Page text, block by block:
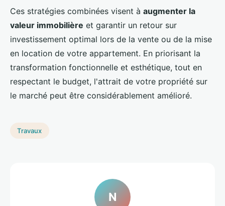
Ces stratégies combinées visent à augmenter la
valeur immobilière et garantir un retour sur
investissement optimal lors de la vente ou de la mise
en location de votre appartement. En priorisant la
transformation fonctionnelle et esthétique, tout en
respectant le budget, l'attrait de votre propriété sur
le marché peut être considérablement amélioré.
Travaux
N